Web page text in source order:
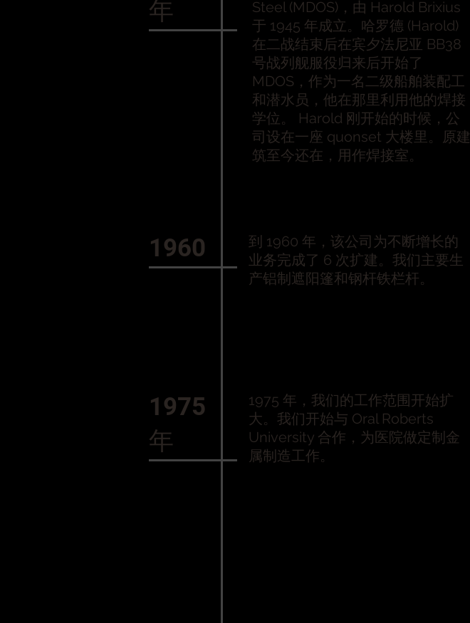
年
Steel (MDOS)，由 Harold Brixius
于 1945 年成立。哈罗德 (Harold)
在二战结束后在宾夕法尼亚 BB38
号战列舰服役归来后开始了
MDOS，作为一名二级船舶装配工
和潜水员，他在那里利用他的焊接
学位。 Harold 刚开始的时候，公
司设在一座 quonset 大楼里。原建
筑至今还在，用作焊接室。
1960
到 1960 年，该公司为不断增长的
业务完成了 6 次扩建。我们主要生
产铝制遮阳篷和钢杆铁栏杆。
1975
年
1975 年，我们的工作范围开始扩
大。我们开始与 Oral Roberts
University 合作，为医院做定制金
属制造工作。